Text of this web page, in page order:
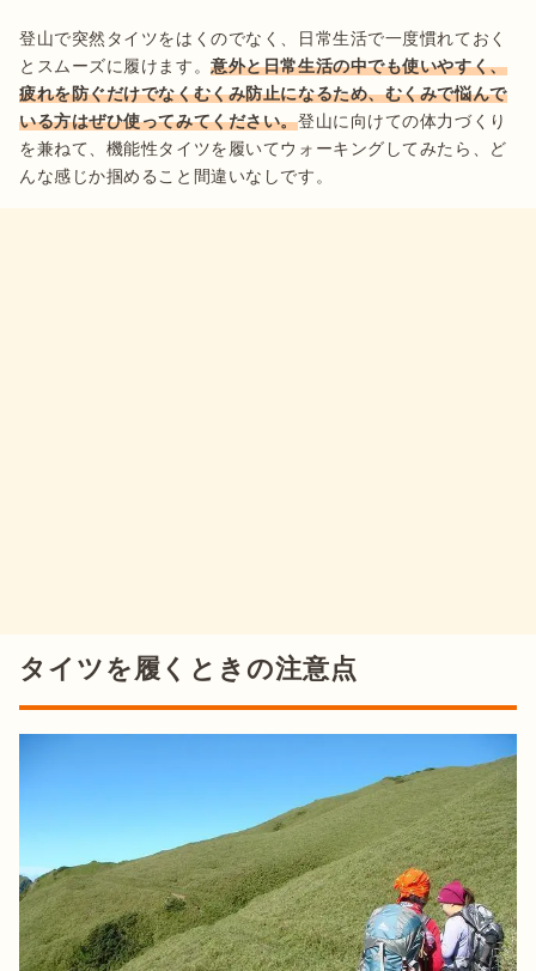
登山で突然タイツをはくのでなく、日常生活で一度慣れておく
とスムーズに履けます。意外と日常生活の中でも使いやすく、
疲れを防ぐだけでなくむくみ防止になるため、むくみで悩んで
いる方はぜひ使ってみてください。登山に向けての体力づくり
を兼ねて、機能性タイツを履いてウォーキングしてみたら、ど
んな感じか掴めること間違いなしです。
タイツを履くときの注意点